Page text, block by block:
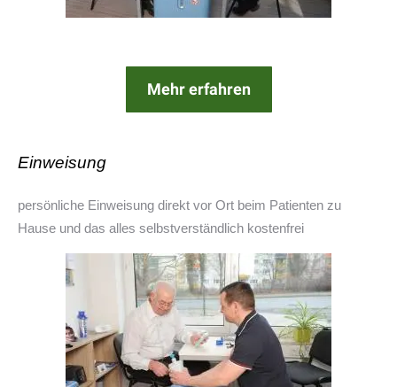
Mehr erfahren
Einweisung
persönliche Einweisung direkt vor Ort beim Patienten zu
Hause und das alles selbstverständlich kostenfrei